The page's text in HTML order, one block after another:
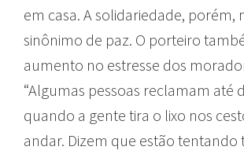
em casa. A solidariedade, porém,
sinônimo de paz. O porteiro
aumento no estresse dos
“Algumas pessoas reclamam até
quando a gente tira o lixo nos
andar. Dizem que estão tentando